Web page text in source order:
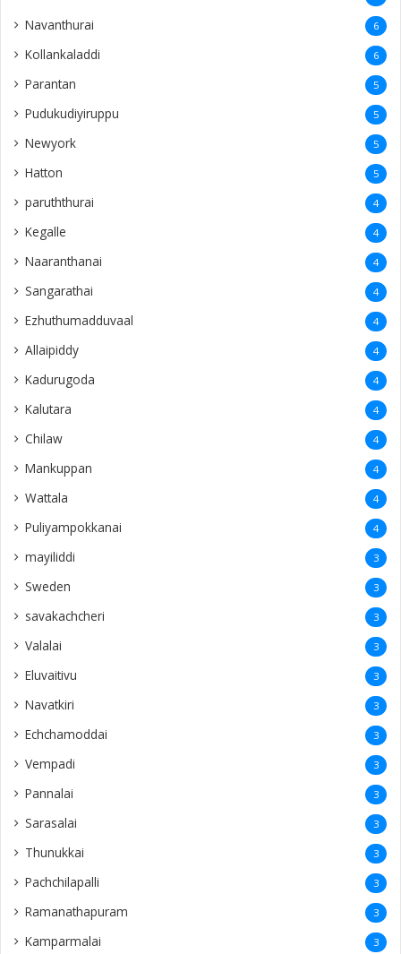
Navanthurai 6
Kollankaladdi 6
Parantan 5
Pudukudiyiruppu 5
Newyork 5
Hatton 5
paruththurai 4
Kegalle 4
Naaranthanai 4
Sangarathai 4
Ezhuthumadduvaal 4
Allaipiddy 4
Kadurugoda 4
Kalutara 4
Chilaw 4
Mankuppan 4
Wattala 4
Puliyampokkanai 4
mayiliddi 3
Sweden 3
savakachcheri 3
Valalai 3
Eluvaitivu 3
Navatkiri 3
Echchamoddai 3
Vempadi 3
Pannalai 3
Sarasalai 3
Thunukkai 3
Pachchilapalli 3
Ramanathapuram 3
Kamparmalai 3